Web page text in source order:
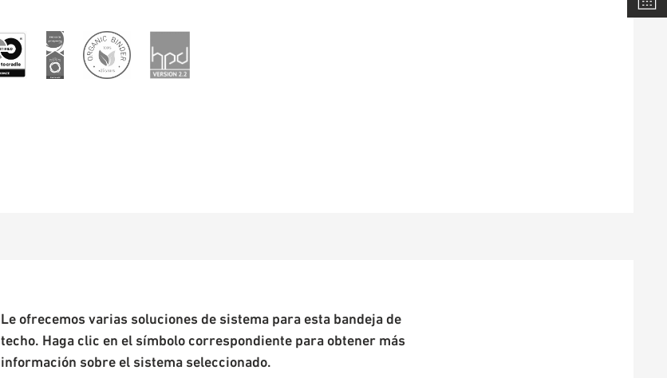
Le ofrecemos varias soluciones de sistema para esta bandeja de
techo. Haga clic en el símbolo correspondiente para obtener más
información sobre el sistema seleccionado.